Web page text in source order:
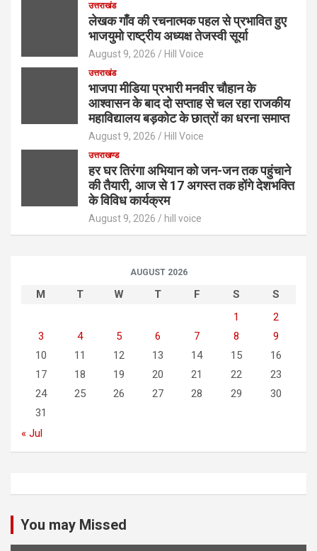
उत्तराखंड
लेखक गाँव की रचनात्मक पहल से प्रभावित हुए
भाजयुमो राष्ट्रीय अध्यक्ष तेजस्वी सूर्या
August 9, 2026 Hill Voice
उत्तराखंड
भाजपा मीडिया प्रभारी मनवीर चौहान के
आश्वासन के बाद दो सप्ताह से चल रहा राजकीय
महाविद्यालय बड़कोट के छात्रों का धरना समाप्त
August 9, 2026 Hill Voice
उत्तराखण्ड
हर घर तिरंगा अभियान को जन-जन तक पहुंचाने
की तैयारी, आज से 17 अगस्त तक होंगे देशभक्ति
के विविध कार्यक्रम
August 9, 2026 hill voice
AUGUST 2026
M T W T F S
S
1
2
3
4 5 6 7 8
9
10
11 12 13 14 15
16
17
18 19 20 21 22
23
24
25 26 27 28 29
30
31
« Jul
You may Missed